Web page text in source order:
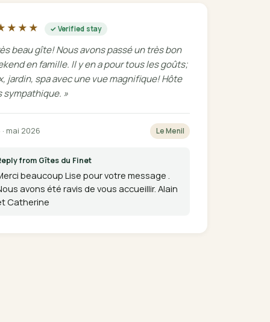
✓ Verified stay
beau gîte! Nous avons passé un très bon
en famille. Il y en a pour tous les goûts;
jardin, spa avec une vue magnifique! Hôte
sympathique. »
· mai 2026 Le Menil
from Gîtes du Finet
beaucoup Lise pour votre message .
avons été ravis de vous accueillir. Alain
Catherine